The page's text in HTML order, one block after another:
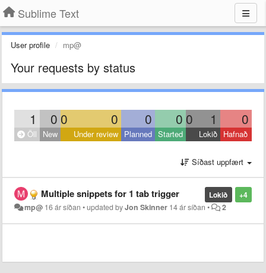
Sublime Text
User profile mp@
Your requests by status
1 0 0 0 0 0 0 1 0
Öll New Under review Planned Started Lokið Hafnað
Síðast uppfært
+4
Lokið
Multiple snippets for 1 tab trigger
mp@ 16 ár síðan •updated byJon Skinner 14 ár síðan • 2